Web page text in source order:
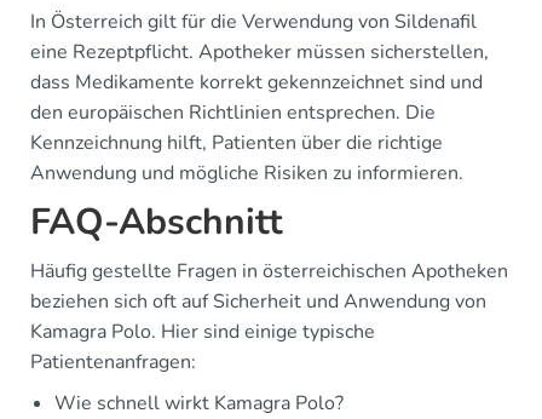
In Österreich gilt für die Verwendung von Sildenafil
eine Rezeptpflicht. Apotheker müssen sicherstellen,
dass Medikamente korrekt gekennzeichnet sind und
den europäischen Richtlinien entsprechen. Die
Kennzeichnung hilft, Patienten über die richtige
Anwendung und mögliche Risiken zu informieren.
FAQ-Abschnitt
Häufig gestellte Fragen in österreichischen Apotheken
beziehen sich oft auf Sicherheit und Anwendung von
Kamagra Polo. Hier sind einige typische
Patientenanfragen:
Wie schnell wirkt Kamagra Polo?